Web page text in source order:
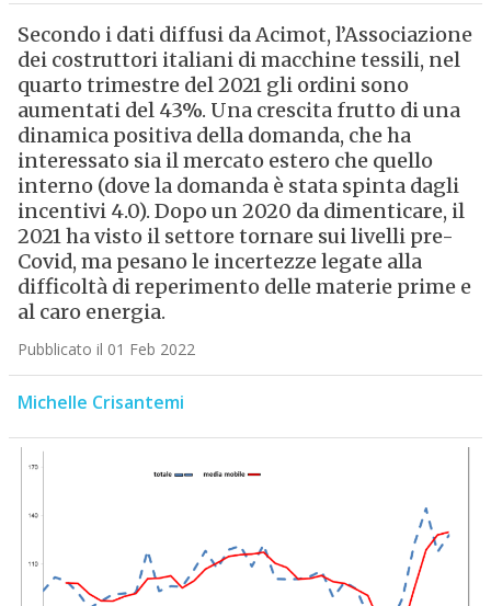
Secondo i dati diffusi da Acimot, l’Associazione
dei costruttori italiani di macchine tessili, nel
quarto trimestre del 2021 gli ordini sono
aumentati del 43%. Una crescita frutto di una
dinamica positiva della domanda, che ha
interessato sia il mercato estero che quello
interno (dove la domanda è stata spinta dagli
incentivi 4.0). Dopo un 2020 da dimenticare, il
2021 ha visto il settore tornare sui livelli pre-
Covid, ma pesano le incertezze legate alla
difficoltà di reperimento delle materie prime e
al caro energia.
Pubblicato il 01 Feb 2022
Michelle Crisantemi